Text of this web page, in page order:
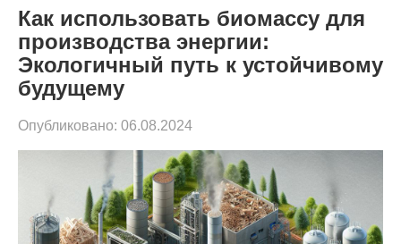
с
к
Как использовать биомассу для
производства энергии:
Экологичный путь к устойчивому
будущему
Опубликовано: 06.08.2024